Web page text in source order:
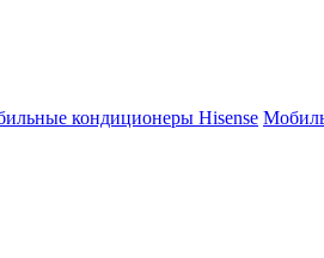
кондиционеры Hisense